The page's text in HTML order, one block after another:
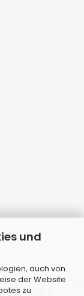
und
auch von
der Website
zu
© 2026 |